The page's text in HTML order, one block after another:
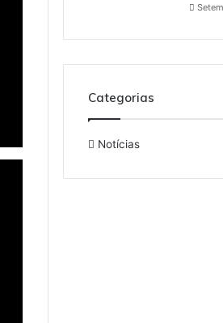
Categorias
Notícias